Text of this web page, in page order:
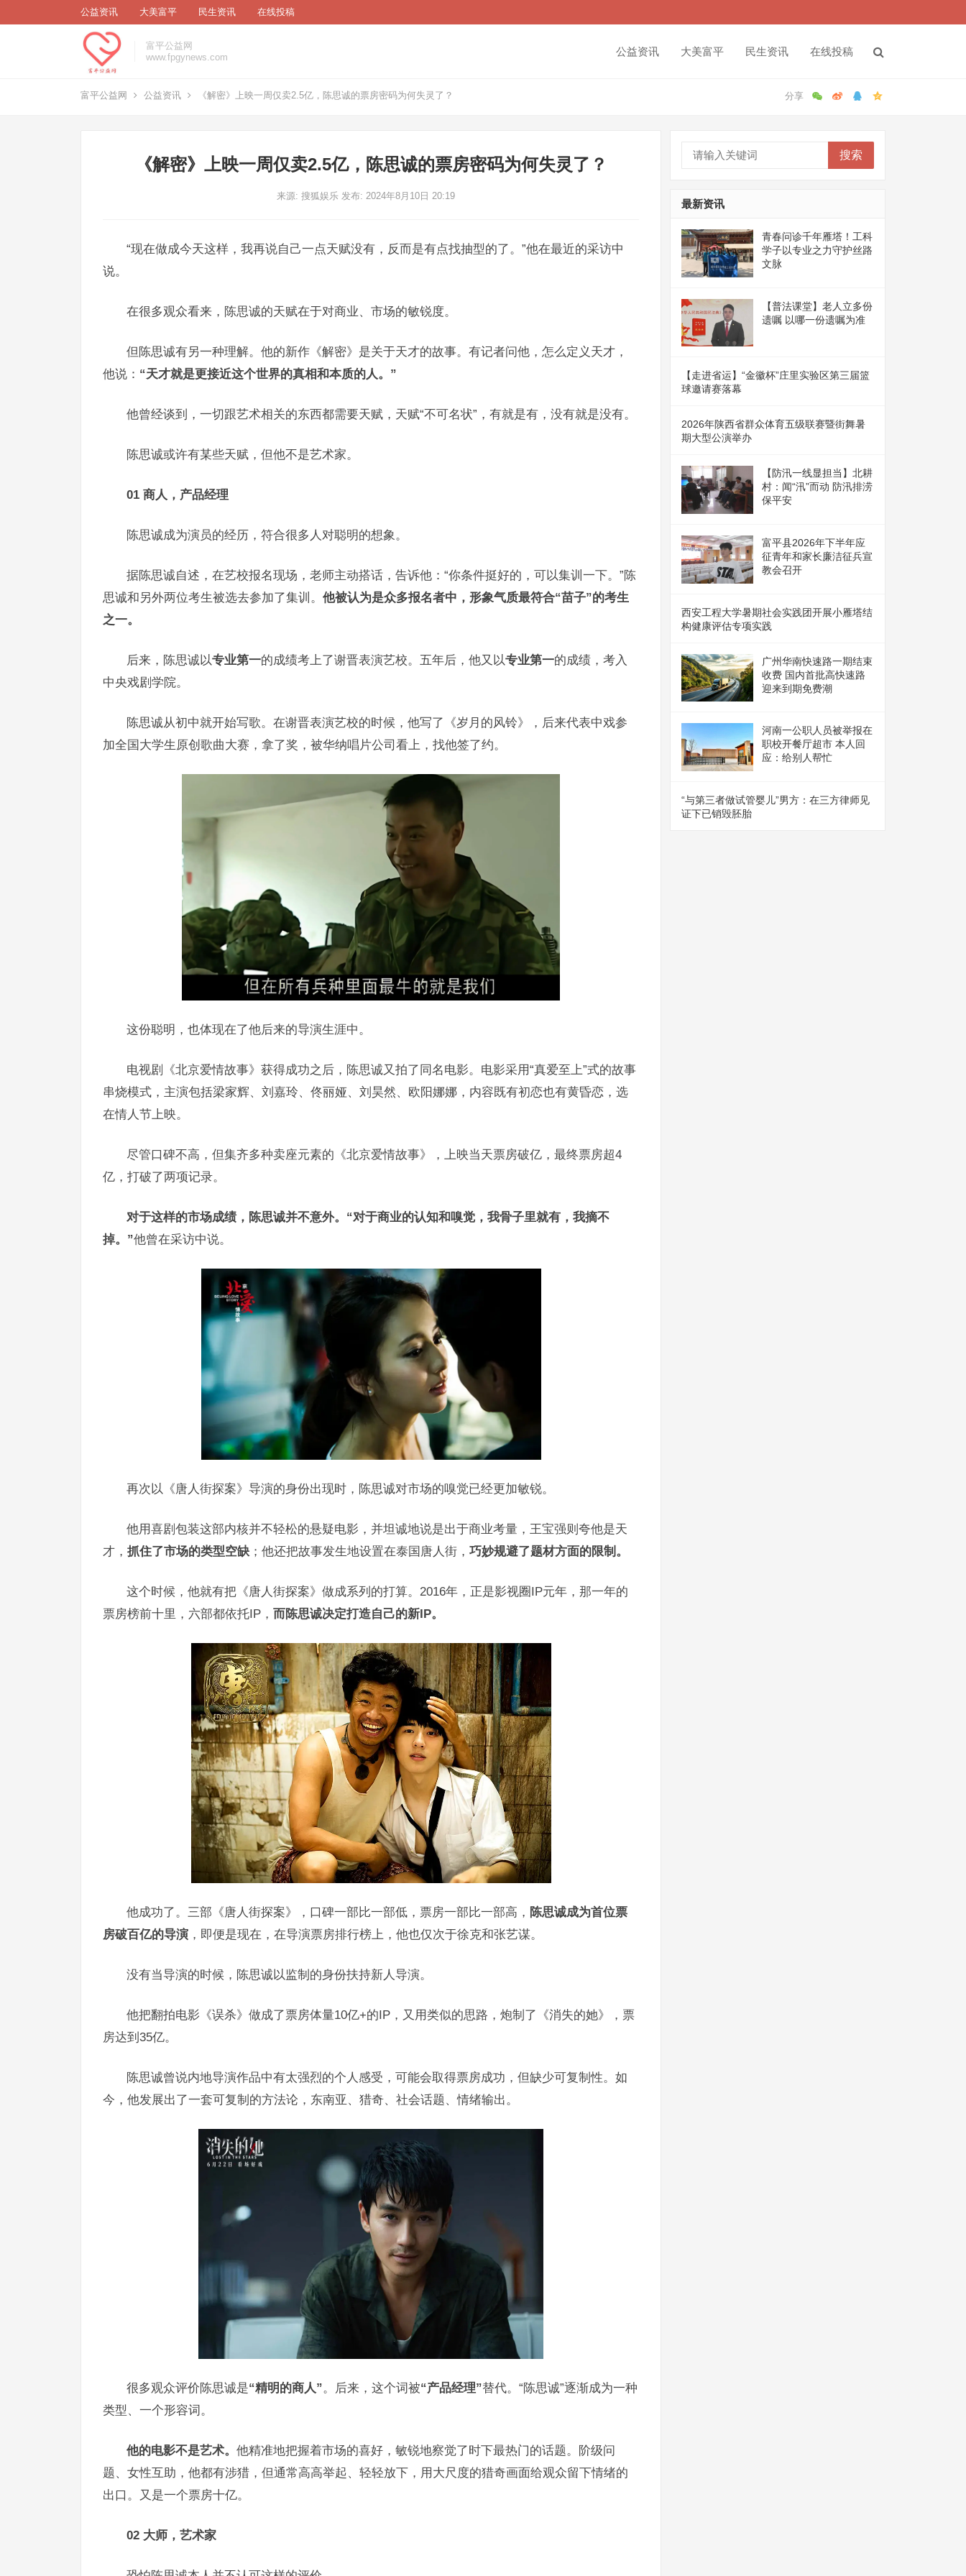
公益资讯 大美富平 民生资讯 在线投稿
富平公益网
www.fpgynews.com
公益资讯 大美富平 民生资讯 在线投稿
富平公益网 公益资讯 《解密》上映一周仅卖2.5亿，陈思诚的票房密码为何失灵了？
《解密》上映一周仅卖2.5亿，陈思诚的票房密码为何失灵了？
来源: 搜狐娱乐 发布: 2024年8月10日 20:19
“现在做成今天这样，我再说自己一点天赋没有，反而是有点找抽型的了。”他在最近的采访中
说。
在很多观众看来，陈思诚的天赋在于对商业、市场的敏锐度。
但陈思诚有另一种理解。他的新作《解密》是关于天才的故事。有记者问他，怎么定义天才，
他说： “天才就是更接近这个世界的真相和本质的人。”
他曾经谈到，一切跟艺术相关的东西都需要天赋，天赋“不可名状”，有就是有，没有就是没有。
陈思诚或许有某些天赋，但他不是艺术家。
01 商人，产品经理
陈思诚成为演员的经历，符合很多人对聪明的想象。
据陈思诚自述，在艺校报名现场，老师主动搭话，告诉他：“你条件挺好的，可以集训一下。”陈
思诚和另外两位考生被选去参加了集训。 他被认为是众多报名者中，形象气质最符合“苗子”的考生
之一。
后来，陈思诚以专业第一的成绩考上了谢晋表演艺校。五年后，他又以专业第一的成绩，考入
中央戏剧学院。
陈思诚从初中就开始写歌。在谢晋表演艺校的时候，他写了《岁月的风铃》，后来代表中戏参
加全国大学生原创歌曲大赛，拿了奖，被华纳唱片公司看上，找他签了约。
这份聪明，也体现在了他后来的导演生涯中。
电视剧《北京爱情故事》获得成功之后，陈思诚又拍了同名电影。电影采用“真爱至上”式的故事
串烧模式，主演包括梁家辉、刘嘉玲、佟丽娅、刘昊然、欧阳娜娜，内容既有初恋也有黄昏恋，选
在情人节上映。
尽管口碑不高，但集齐多种卖座元素的《北京爱情故事》，上映当天票房破亿，最终票房超4
亿，打破了两项记录。
对于这样的市场成绩，陈思诚并不意外。“对于商业的认知和嗅觉，我骨子里就有，我摘不
掉。”他曾在采访中说。
再次以《唐人街探案》导演的身份出现时，陈思诚对市场的嗅觉已经更加敏锐。
他用喜剧包装这部内核并不轻松的悬疑电影，并坦诚地说是出于商业考量，王宝强则夸他是天
才， 抓住了市场的类型空缺 ；他还把故事发生地设置在泰国唐人街， 巧妙规避了题材方面的限制。
这个时候，他就有把《唐人街探案》做成系列的打算。2016年，正是影视圈IP元年，那一年的
票房榜前十里，六部都依托IP， 而陈思诚决定打造自己的新IP。
他成功了。三部《唐人街探案》，口碑一部比一部低，票房一部比一部高， 陈思诚成为首位票
房破百亿的导演 ，即便是现在，在导演票房排行榜上，他也仅次于徐克和张艺谋。
没有当导演的时候，陈思诚以监制的身份扶持新人导演。
他把翻拍电影《误杀》做成了票房体量10亿+的IP，又用类似的思路，炮制了《消失的她》，票
房达到35亿。
陈思诚曾说内地导演作品中有太强烈的个人感受，可能会取得票房成功，但缺少可复制性。如
今，他发展出了一套可复制的方法论，东南亚、猎奇、社会话题、情绪输出。
很多观众评价陈思诚是“精明的商人”。后来，这个词被“产品经理”替代。“陈思诚”逐渐成为一种
类型、一个形容词。
他的电影不是艺术。 他精准地把握着市场的喜好，敏锐地察觉了时下最热门的话题。阶级问
题、女性互助，他都有涉猎，但通常高高举起、轻轻放下，用大尺度的猎奇画面给观众留下情绪的
出口。又是一个票房十亿。
02 大师，艺术家
搜索
最新资讯
青春问诊千年雁塔！工科
学子以专业之力守护丝路
文脉
【普法课堂】老人立多份
遗嘱 以哪一份遗嘱为准
【走进省运】“金徽杯”庄里实验区第三届篮
球邀请赛落幕
2026年陕西省群众体育五级联赛暨街舞暑
期大型公演举办
【防汛一线显担当】北耕
村：闻“汛”而动 防汛排涝
保平安
富平县2026年下半年应
征青年和家长廉洁征兵宣
教会召开
西安工程大学暑期社会实践团开展小雁塔结
构健康评估专项实践
广州华南快速路一期结束
收费 国内首批高快速路
迎来到期免费潮
河南一公职人员被举报在
职校开餐厅超市 本人回
应：给别人帮忙
“与第三者做试管婴儿”男方：在三方律师见
证下已销毁胚胎